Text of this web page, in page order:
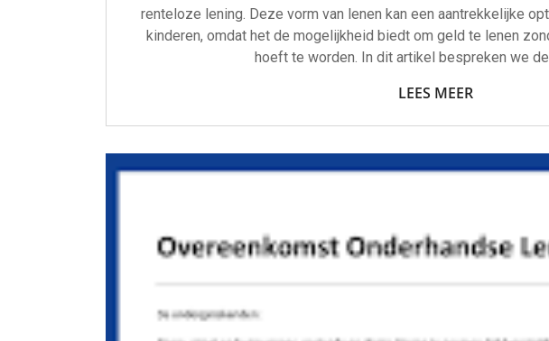
renteloze lening. Deze vorm van lenen kan een aantrekkelijke
kinderen, omdat het de mogelijkheid biedt om geld te lenen
hoeft te worden. In dit artikel bespreken we
LEES MEER